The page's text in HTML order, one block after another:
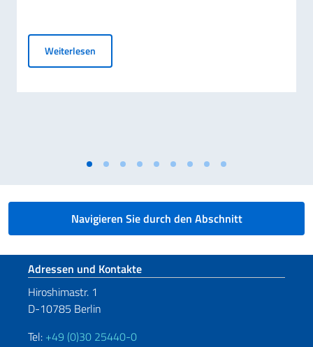
Weiterlesen
Navigieren Sie durch den Abschnitt
Fußbereich
Adressen und Kontakte
Hiroshimastr. 1
D-10785 Berlin
Tel: +49 (0)30 25440-0